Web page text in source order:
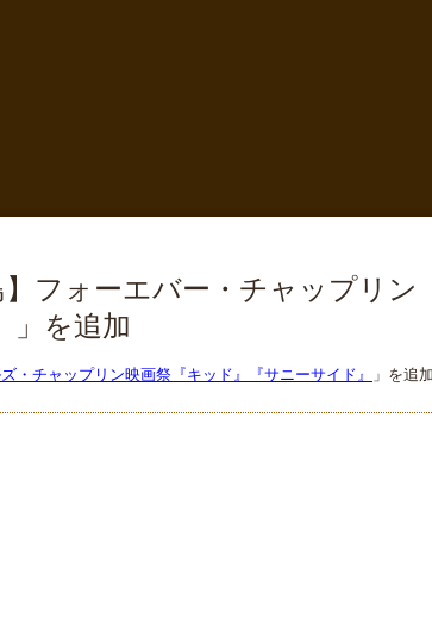
フォーエバー・チャップリ
」を追加
チャップリン映画祭『キッド』『サニーサイド』 」を追